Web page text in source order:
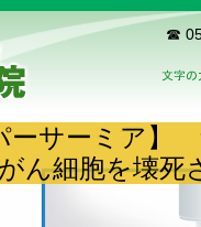
☎
ーサーミア
ん細胞を壊